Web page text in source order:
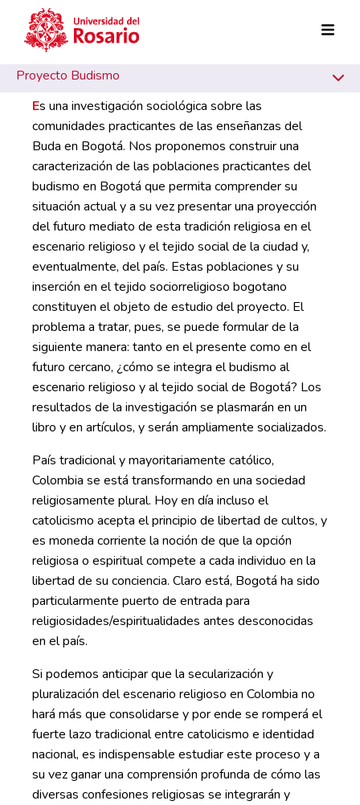
Pasar al contenido principal
Proyecto Budismo
Es una investigación sociológica sobre las
comunidades practicantes de las enseñanzas del
Buda en Bogotá. Nos proponemos construir una
caracterización de las poblaciones practicantes del
budismo en Bogotá que permita comprender su
situación actual y a su vez presentar una proyección
del futuro mediato de esta tradición religiosa en el
escenario religioso y el tejido social de la ciudad y,
eventualmente, del país. Estas poblaciones y su
inserción en el tejido sociorreligioso bogotano
constituyen el objeto de estudio del proyecto. El
problema a tratar, pues, se puede formular de la
siguiente manera: tanto en el presente como en el
futuro cercano, ¿cómo se integra el budismo al
escenario religioso y al tejido social de Bogotá? Los
resultados de la investigación se plasmarán en un
libro y en artículos, y serán ampliamente socializados.
País tradicional y mayoritariamente católico,
Colombia se está transformando en una sociedad
religiosamente plural. Hoy en día incluso el
catolicismo acepta el principio de libertad de cultos, y
es moneda corriente la noción de que la opción
religiosa o espiritual compete a cada individuo en la
libertad de su conciencia. Claro está, Bogotá ha sido
particularmente puerto de entrada para
religiosidades/espiritualidades antes desconocidas
en el país.
Si podemos anticipar que la secularización y
pluralización del escenario religioso en Colombia no
hará más que consolidarse y por ende se romperá el
fuerte lazo tradicional entre catolicismo e identidad
nacional, es indispensable estudiar este proceso y a
su vez ganar una comprensión profunda de cómo las
diversas confesiones religiosas se integrarán y